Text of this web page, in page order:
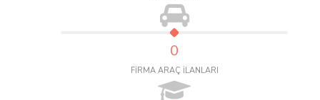
0
FİRMA ARAÇ İLANLARI